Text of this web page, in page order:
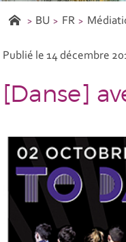
BU FR
Publié le 14 décembre
[Danse]